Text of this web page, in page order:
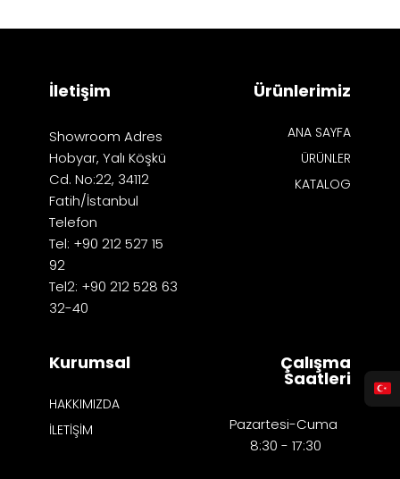
İletişim
Showroom Adres
Hobyar, Yalı Köşkü
Cd. No:22, 34112
Fatih/İstanbul
Telefon
Tel: +90 212 527 15
92
Tel2: +90 212 528 63
32-40
Ürünlerimiz
ANA SAYFA
ÜRÜNLER
KATALOG
Kurumsal
HAKKIMIZDA
İLETİŞİM
Çalışma
Saatleri
Pazartesi-Cuma
8:30 - 17:30​​